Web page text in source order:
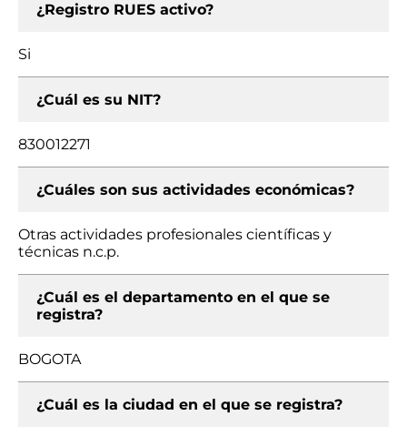
¿Registro RUES activo?
Si
¿Cuál es su NIT?
830012271
¿Cuáles son sus actividades económicas?
Otras actividades profesionales científicas y
técnicas n.c.p.
¿Cuál es el departamento en el que se
registra?
BOGOTA
¿Cuál es la ciudad en el que se registra?